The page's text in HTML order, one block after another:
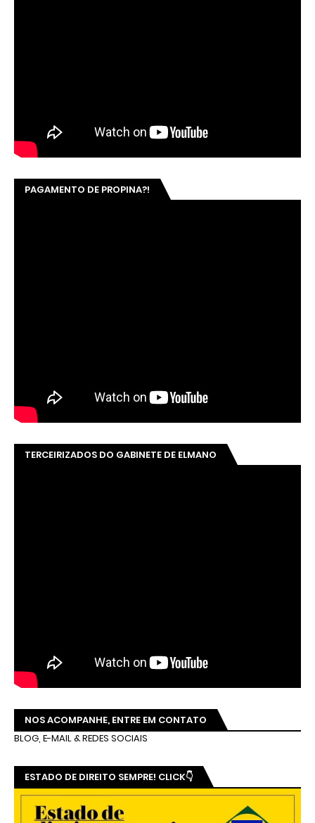
PAGAMENTO DE PROPINA?!
TERCEIRIZADOS DO GABINETE DE ELMANO
NOS ACOMPANHE, ENTRE EM CONTATO
BLOG, E-MAIL & REDES SOCIAIS
ESTADO DE DIREITO SEMPRE! CLICK👇